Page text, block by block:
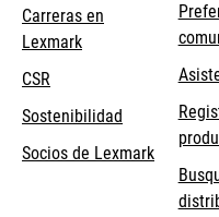
Carreras en
Lexmark
CSR
Sostenibilidad
Socios de Lexmark
se
abre
en
una
nueva